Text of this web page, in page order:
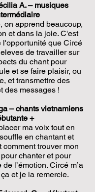
A. – musiques
on apprend beaucoup,
et dans la joie. C'est
l'opportunité que Circé
de travailler sur
du chant pour
et se faire plaisir, ou
et transmettre des
des messages !
– chants vietnamiens
+
ma voix tout en
en chantant et
comment trouver mon
chanter et pour
de l’émotion. Circé m’a
et je la remercie.